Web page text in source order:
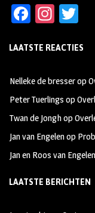
Fa
b
oo
k
In
ag
m
tt
LAATSTE REACTIES
Nelleke de bresserop
Peter Tuerlings op
Twan de Jonghop
Jan van Engelenop
Jan en Roos van Engelen
LAATSTE BERICHTEN